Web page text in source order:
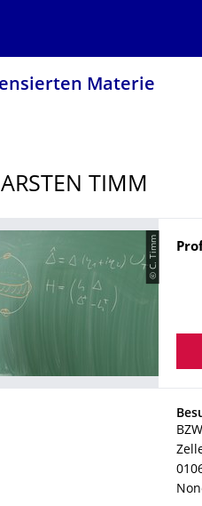
Materie
TIMM
© C. Timm